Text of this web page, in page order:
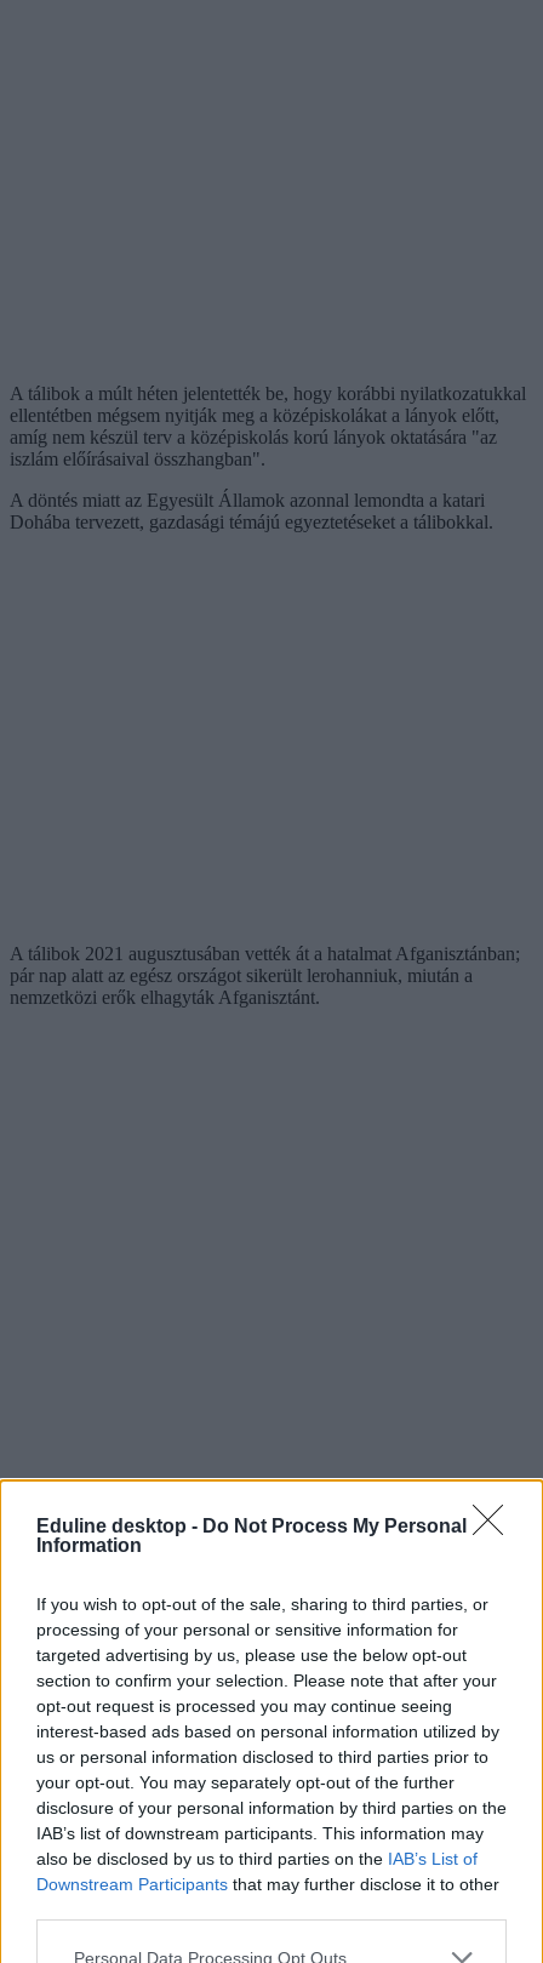
Eduline desktop - Do Not Process My Personal
Information
If you wish to opt-out of the sale, sharing to third parties, or
processing of your personal or sensitive information for
targeted advertising by us, please use the below opt-out
section to confirm your selection. Please note that after your
opt-out request is processed you may continue seeing
interest-based ads based on personal information utilized by
us or personal information disclosed to third parties prior to
your opt-out. You may separately opt-out of the further
disclosure of your personal information by third parties on the
IAB’s list of downstream participants. This information may
also be disclosed by us to third parties on the IAB’s List of
Downstream Participants that may further disclose it to other
Personal Data Processing Opt Outs
A tálibok a múlt héten jelentették be, hogy korábbi nyilatkozatukkal
ellentétben mégsem nyitják meg a középiskolákat a lányok előtt,
amíg nem készül terv a középiskolás korú lányok oktatására "az
iszlám előírásaival összhangban".
A döntés miatt az Egyesült Államok azonnal lemondta a katari
Dohába tervezett, gazdasági témájú egyeztetéseket a tálibokkal.
A tálibok 2021 augusztusában vették át a hatalmat Afganisztánban;
pár nap alatt az egész országot sikerült lerohanniuk, miután a
nemzetközi erők elhagyták Afganisztánt.
Afganisztán oktatás
lányok oktatása
Afganisztán nők
afgán középiskolák
tálibok oktatás